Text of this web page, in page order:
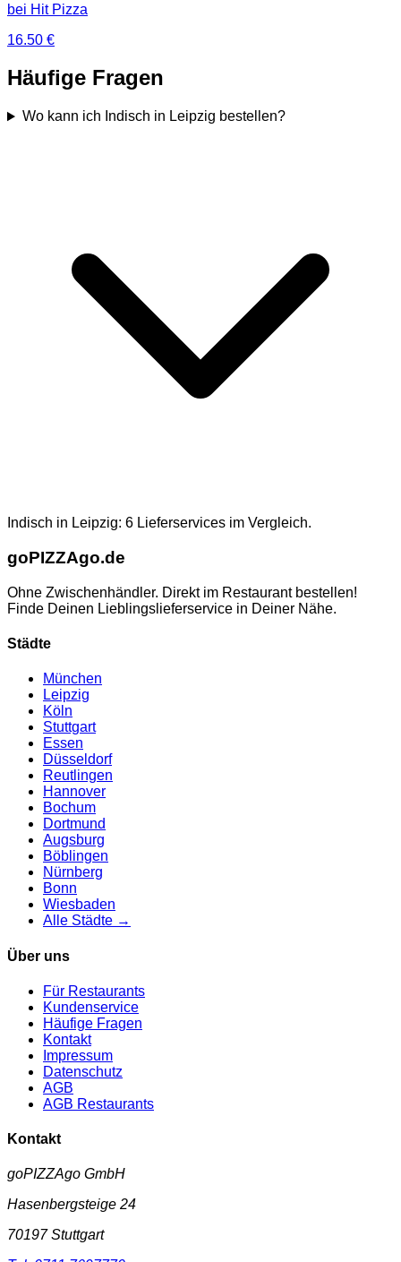
bei Hit Pizza
16.50 €
Häufige Fragen
Wo kann ich Indisch in Leipzig bestellen?
Indisch in Leipzig: 6 Lieferservices im Vergleich.
goPIZZAgo.de
Ohne Zwischenhändler. Direkt im Restaurant bestellen!
Finde Deinen Lieblingslieferservice in Deiner Nähe.
Städte
München
Leipzig
Köln
Stuttgart
Essen
Düsseldorf
Reutlingen
Hannover
Bochum
Dortmund
Augsburg
Böblingen
Nürnberg
Bonn
Wiesbaden
Alle Städte →
Über uns
Für Restaurants
Kundenservice
Häufige Fragen
Kontakt
Impressum
Datenschutz
AGB
AGB Restaurants
Kontakt
goPIZZAgo GmbH
Hasenbergsteige 24
70197 Stuttgart